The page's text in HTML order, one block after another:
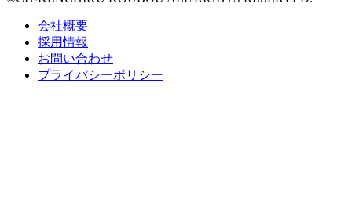
会社概要
採用情報
お問い合わせ
プライバシーポリシー